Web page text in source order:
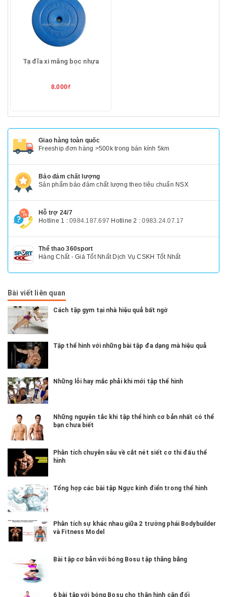
Tạ đĩa xi măng bọc nhựa
8.000₫
Giao hàng toàn quốc
Freeship đơn hàng >500k trong bán kính 5km
Bảo đảm chất lượng
Sản phẩm bảo đảm chất lượng theo tiêu chuẩn NSX
Hỗ trợ 24/7
Hotline 1 : 0984.187.697 Hotline 2 :0983.24.07.17
Thể thao 360sport
Hàng Chất - Giá Tốt Nhất Dịch Vụ CSKH Tốt Nhất
Bài viết liên quan
Cách tập gym tại nhà hiệu quả bất ngờ
Tập thể hình với những bài tập đa dạng mà hiệu quả
Những lỗi hay mắc phải khi mới tập thể hình
Những nguyên tắc khi tập thể hình cơ bản nhất có thể
bạn chưa biết
Phân tích chuyên sâu về cắt nét siết cơ thi đấu thể
hình
Tổng hợp các bài tập Ngực kinh điển trong thể hình
Phân tích sự khác nhau giữa 2 trường phái Bodybuilder
và Fitness Model
Bài tập cơ bản với bóng Bosu tập thăng bằng
6 bài tập với bóng Bosu cho thân hình cân đối